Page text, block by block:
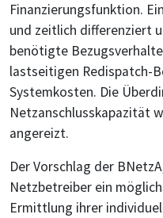
Finanzierungsfunktion.
und zeitlich differenziert
benötigte
lastseitigen Redispatch-
Systemkosten. Die
Netzanschlusskapazität
angereizt.
Der Vorschlag der
Netzbetreiber ein
Ermittlung ihrer